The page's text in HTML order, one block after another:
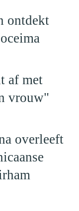
ontdekt
af met
vrouw"
overleeft